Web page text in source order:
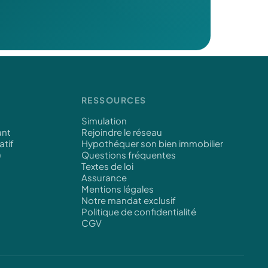
RESSOURCES
Simulation
Rejoindre le réseau
Hypothéquer son bien immobilier
Questions fréquentes
Textes de loi
Assurance
Mentions légales
Notre mandat exclusif
Politique de confidentialité
CGV